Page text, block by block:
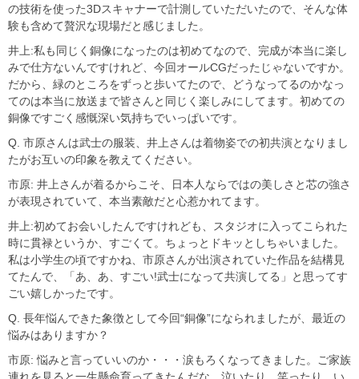
の技術を使った3Dスキャナーで計測していただいたので、そんな体
験も含めて贅沢な現場だと感じました。
井上:私も同じく銅像になったのは初めてなので、完成が本当に楽し
みで仕方ないんですけれど、今回オールCGだったじゃないですか。
だから、緑のところをずっと歩いてたので、どうなってるのかなっ
てのは本当に放送まで皆さんと同じく楽しみにしてます。初めての
銅像ですごく感慨深い気持ちでいっぱいです。
Q. 市原さんは武士の服装、井上さんは着物姿での初共演となりまし
たがお互いの印象を教えてください。
市原: 井上さんが着るからこそ、日本人ならではの美しさと芯の強さ
が表現されていて、本当素敵だと心惹かれてます。
井上:初めてお会いしたんですけれども、スタジオに入ってこられた
時に貫禄というか、すごくて。ちょっとドキッとしちゃいました。
私は小学生の頃ですかね、市原さんが出演されていた作品を結構見
てたんで、「あ、あ、すごい!武士になって共演してる」と思ってす
ごい嬉しかったです。
Q. 長年悩んできた象徴として今回“銅像”になられましたが、最近の
悩みはありますか？
市原: 悩みと言っていいのか・・・涙もろくなってきました。ご家族